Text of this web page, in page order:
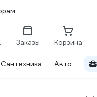
Заказы Корзина
Сантехника Авто